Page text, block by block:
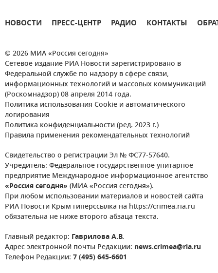
НОВОСТИ ПРЕСС-ЦЕНТР РАДИО КОНТАКТЫ
© 2026 МИА «Россия сегодня»
Сетевое издание РИА Новости зарегистрировано в
Федеральной службе по надзору в сфере связи,
информационных технологий и массовых коммуникаций
(Роскомнадзор) 08 апреля 2014 года.
Политика использования Cookie и автоматического
логирования
Политика конфиденциальности (ред. 2023 г.)
Правила применения рекомендательных технологий
Свидетельство о регистрации Эл № ФС77-57640.
Учредитель: Федеральное государственное унитарное
предприятие Международное информационное агентство
«Россия сегодня» (МИА «Россия сегодня»).
При любом использовании материалов и новостей сайта
РИА Новости Крым гиперссылка на https://crimea.ria.ru
обязательна не ниже второго абзаца текста.
Главный редактор: Гаврилова А.В.
Адрес электронной почты Редакции: news.crimea@ria.ru
Телефон Редакции: 7 (495) 645-6601